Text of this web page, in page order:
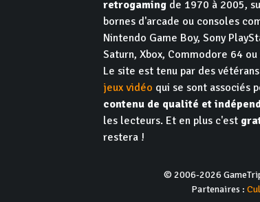
retrogaming de 1970 à 2005,
bornes d'arcade ou consoles
Nintendo Game Boy, Sony
Saturn, Xbox, Commodore 64
Le site est tenu par des
jeux vidéo qui se sont associés
contenu de qualité et
les lecteurs. Et en plus c'est
restera !
© 2006-2026
Partenaires :